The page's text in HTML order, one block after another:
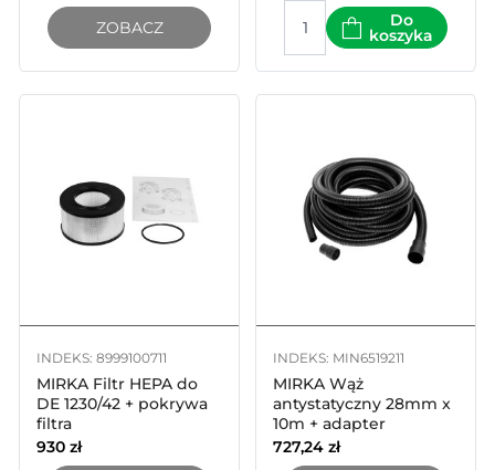
ZOBACZ
Do
koszyka
INDEKS: 8999100711
MIRKA Filtr HEPA do
DE 1230/42 + pokrywa
filtra
930 zł
INDEKS: MIN6519211
MIRKA Wąż
antystatyczny 28mm x
10m + adapter
727,24 zł